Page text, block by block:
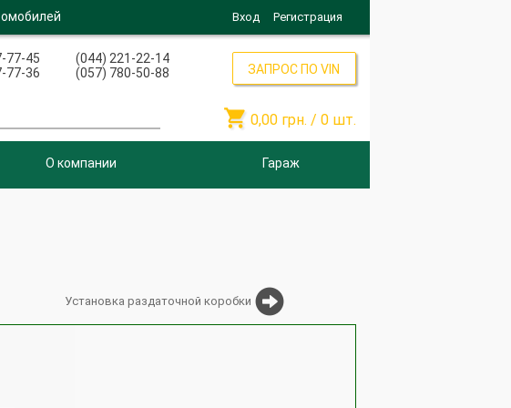
Вход Регистрация
77-45
77-36
(044) 221-22-14
(057) 780-50-88
ЗАПРОС ПО VIN
 0,00 грн. / 0 шт.
О компании Гараж
Установка раздаточной коробки